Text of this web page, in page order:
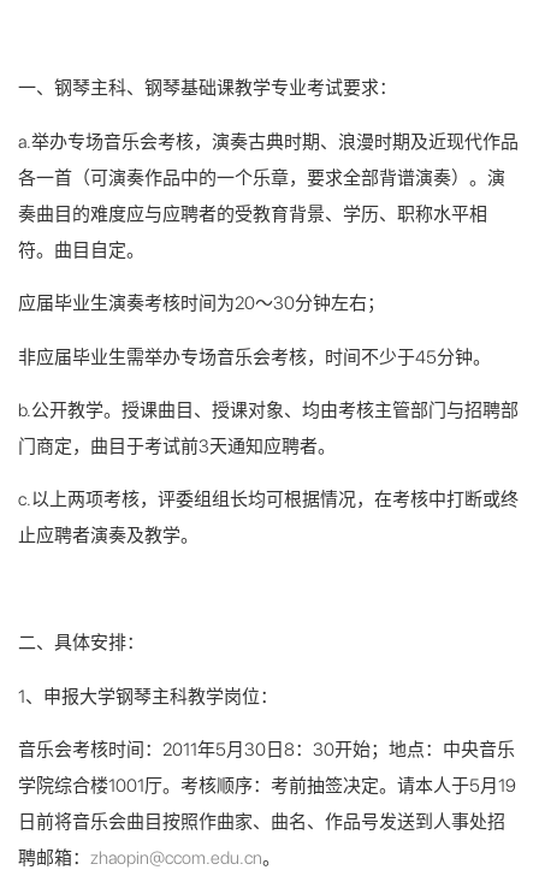
一、钢琴主科、钢琴基础课教学专业考试要求：
a.举办专场音乐会考核，演奏古典时期、浪漫时期及近现代作品
各一首（可演奏作品中的一个乐章，要求全部背谱演奏）。演
奏曲目的难度应与应聘者的受教育背景、学历、职称水平相
符。曲目自定。
应届毕业生演奏考核时间为20～30分钟左右；
非应届毕业生需举办专场音乐会考核，时间不少于45分钟。
b.公开教学。授课曲目、授课对象、均由考核主管部门与招聘部
门商定，曲目于考试前3天通知应聘者。
c.以上两项考核，评委组组长均可根据情况，在考核中打断或终
止应聘者演奏及教学。
二、具体安排：
1、申报大学钢琴主科教学岗位：
音乐会考核时间：2011年5月30日8：30开始；地点：中央音乐
学院综合楼1001厅。考核顺序：考前抽签决定。请本人于5月19
日前将音乐会曲目按照作曲家、曲名、作品号发送到人事处招
聘邮箱： zhaopin@ccom.edu.cn。